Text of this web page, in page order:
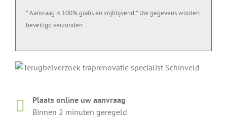
* Aanvraag is 100% gratis en vrijblijvend * Uw gegevens worden
beveiligd verzonden
Plaats online uw aanvraag
Binnen 2 minuten geregeld